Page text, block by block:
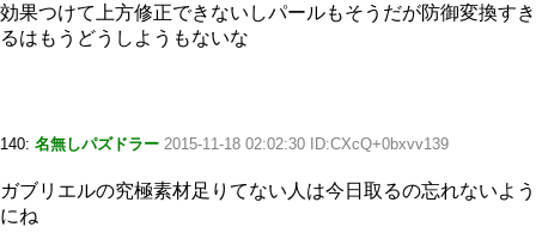
効果つけて上方修正できないしパールもそうだが防御変換すき
るはもうどうしようもないな
140: 名無しパズドラー 2015-11-18 02:02:30 ID:CXcQ+0bxvv139
ガブリエルの究極素材足りてない人は今日取るの忘れないよう
にね